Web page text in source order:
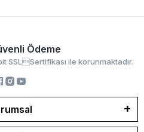
Ödeme
SSLSertifikası ile korunmaktadır.